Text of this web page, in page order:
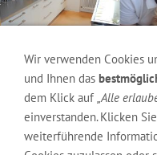
Wir verwenden Cookies
und Ihnen das
dem Klick auf „Alle
einverstanden. Klicken
weiterführende